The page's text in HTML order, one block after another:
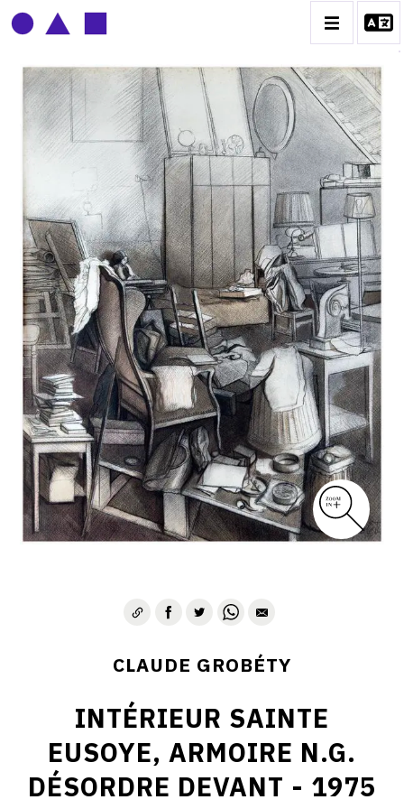
CLAUDE GROBÉTY
BIOGRAPHIE
CATALOGUE DES OEUVRES
CONTACT
CLAUDE GROBÉTY
INTÉRIEUR SAINTE
EUSOYE, ARMOIRE N.G.
DÉSORDRE DEVANT - 1975